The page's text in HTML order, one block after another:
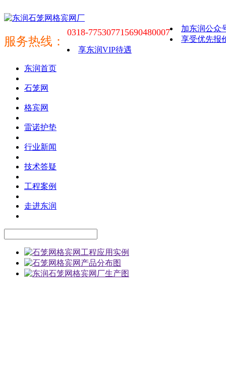
服务热线：
0318-775307715690480007
加东润公众
享受优先报
享东润VIP待遇
东润首页
石笼网
格宾网
雷诺护垫
行业新闻
技术答疑
工程案例
走进东润